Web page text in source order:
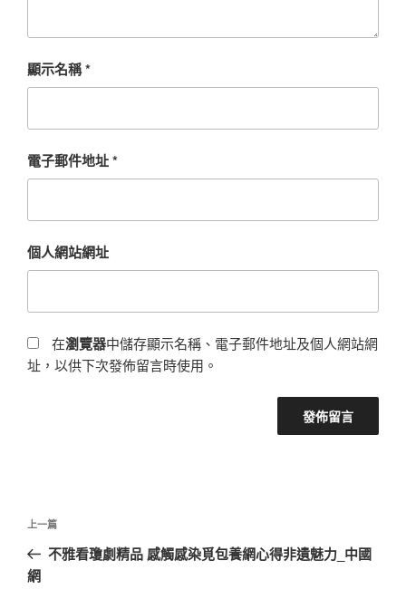
顯示名稱*
電子郵件地址*
個人網站網址
在瀏覽器中儲存顯示名稱、電子郵件地址及個人網站網
址，以供下次發佈留言時使用。
文
導
上
一
篇
上一篇
不雅看瓊劇精品 感觸感染覓包養網心得非遺魅力_中國
網